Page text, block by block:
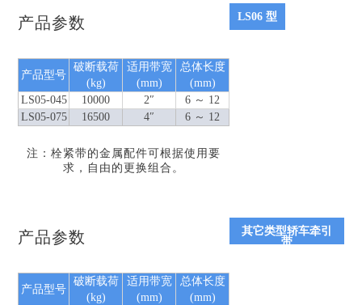
产品参数
产品型号
破断载荷
(kg)
适用带宽
(mm)
总体长度
(mm)
LS05-045
10000 2″
6 ～ 12
LS05-075
16500 4″ 6 ～ 12
注：栓紧带的金属配件可根据使用要
求，自由的更换组合。
LS06 型
产品参数
产品型号
破断载荷
(kg)
适用带宽
(mm)
总体长度
(mm)
其它类型轿车牵引
带